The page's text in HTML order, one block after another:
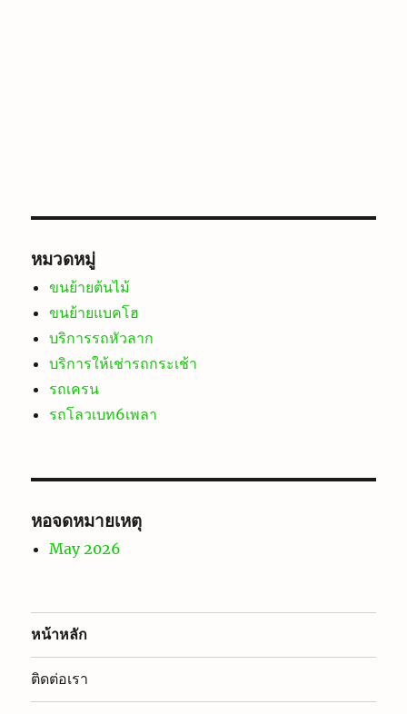
หมวดหมู่
ขนย้ายต้นไม้
ขนย้ายแบคโฮ
บริการรถหัวลาก
บริการให้เช่ารถกระเช้า
รถเครน
รถโลวเบท6เพลา
หอจดหมายเหตุ
May 2026
หน้าหลัก
ติดต่อเรา